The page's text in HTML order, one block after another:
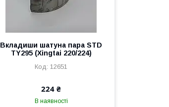
Вкладиши шатуна пара STD
TY295 (Xingtai 220/224)
12651
224 ₴
В наявності